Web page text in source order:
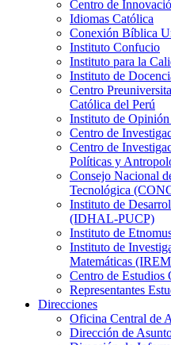
Centro de
Idiomas Católica
Conexión Bíblica
Instituto Confucio
Instituto para la
Instituto de
Centro
Católica del Perú
Instituto de
Centro de
Centro de
Políticas y
Consejo Nacional
Tecnológica
Instituto de
(IDHAL-PUCP)
Instituto de
Instituto de
Matemáticas
Centro de Estudios
Representantes
Direcciones
Oficina Central de
Dirección de